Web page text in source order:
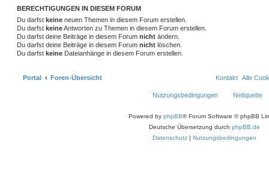
BERECHTIGUNGEN IN DIESEM FORUM
Du darfst keine neuen Themen in diesem Forum erstellen.
Du darfst keineAntworten zu Themen in diesem Forum erstellen.
Du darfst deine Beiträge in diesem Forum nicht ändern.
Du darfst deine Beiträge in diesem Forum nicht löschen.
Du darfst keine Dateianhänge in diesem Forum erstellen.
Portal Foren-Übersicht Alle
Kontakt
Netiquette
Nutzungsbedingungen
Powered by phpBB® Forum Software © phpBB
Deutsche Übersetzung durch phpBB.de
Datenschutz
Nutzungsbedingungen